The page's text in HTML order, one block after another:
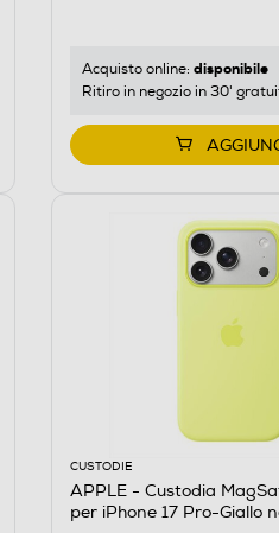
Acquisto online: disponibile
Ritiro in negozio in 30'
CUSTODIE
APPLE - Custodia
per iPhone 17 Pro-Giallo